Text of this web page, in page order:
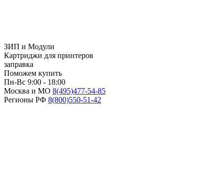
ЗИП и Модули
Картриджи для принтеров
заправка
Поможем купить
Пн-Вс 9:00 - 18:00
Москва и МО 8(495)477-54-85
Регионы РФ 8(800)550-51-42